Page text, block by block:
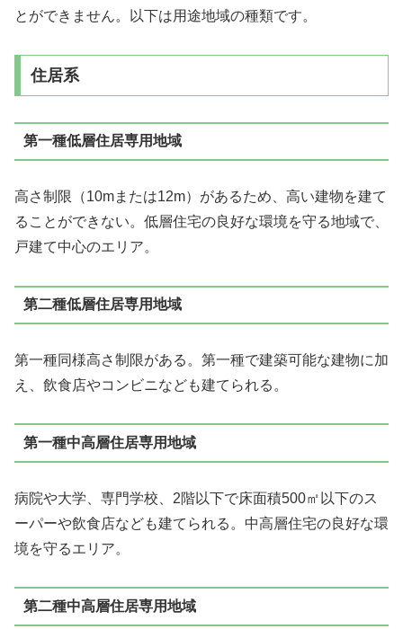
とができません。以下は用途地域の種類です。
住居系
第一種低層住居専用地域
高さ制限（10mまたは12m）があるため、高い建物を建て
ることができない。低層住宅の良好な環境を守る地域で、
戸建て中心のエリア。
第二種低層住居専用地域
第一種同様高さ制限がある。第一種で建築可能な建物に加
え、飲食店やコンビニなども建てられる。
第一種中高層住居専用地域
病院や大学、専門学校、2階以下で床面積500㎡以下のス
ーパーや飲食店なども建てられる。中高層住宅の良好な環
境を守るエリア。
第二種中高層住居専用地域